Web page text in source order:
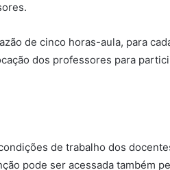
de cinco horas-aula, para
dos professores para
de trabalho dos
pode ser acessada também